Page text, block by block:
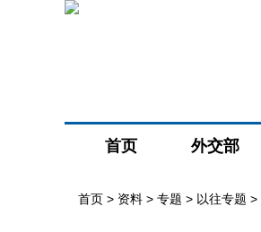
首页 外交部
首页 > 资料 > 专题 > 以往专题 >